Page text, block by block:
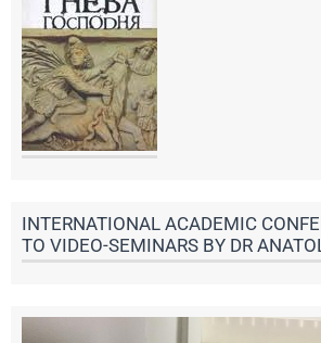
INTERNATIONAL ACADEMIC
TO VIDEO-SEMINARS BY DR